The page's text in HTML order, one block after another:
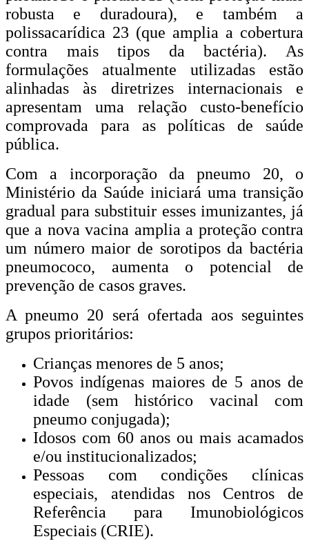
robusta e duradoura), e também a
polissacarídica 23 (que amplia a cobertura
contra mais tipos da bactéria). As
formulações atualmente utilizadas estão
alinhadas às diretrizes internacionais e
apresentam uma relação custo-benefício
comprovada para as políticas de saúde
pública.
Com a incorporação da pneumo 20, o
Ministério da Saúde iniciará uma transição
gradual para substituir esses imunizantes, já
que a nova vacina amplia a proteção contra
um número maior de sorotipos da bactéria
pneumococo, aumenta o potencial de
prevenção de casos graves.
A pneumo 20 será ofertada aos seguintes
grupos prioritários:
Crianças menores de 5 anos;
Povos indígenas maiores de 5 anos de
idade (sem histórico vacinal com
pneumo conjugada);
Idosos com 60 anos ou mais acamados
e/ou institucionalizados;
Pessoas com condições clínicas
especiais, atendidas nos Centros de
Referência para Imunobiológicos
Especiais (CRIE).